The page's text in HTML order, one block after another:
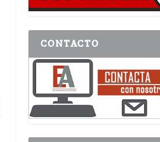
CONTACTO